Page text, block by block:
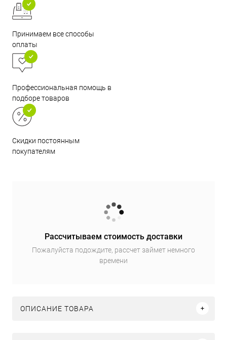
Принимаем все способы
оплаты
Профессиональная помощь в
подборе товаров
Скидки постоянным
покупателям
Рассчитываем стоимость доставки
Пожалуйста подождите, рассчет займет немного
времени
ОПИСАНИЕ ТОВАРА